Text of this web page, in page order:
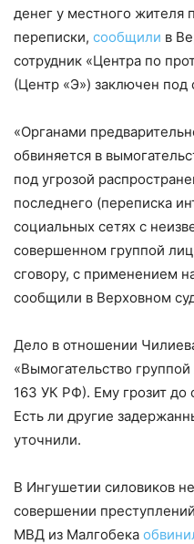
денег у местного жителя
переписки, сообщили в
сотрудник «Центра по
(Центр «Э») заключен под
«Органами
обвиняется в
под угрозой
последнего (переписка
социальных сетях с
совершенном группой
сговору, с применением
сообщили в Верховном
Дело в отношении
«Вымогательство группой
163 УК РФ). Ему грозит
Есть ли другие
уточнили.
В Ингушетии силовиков
совершении
МВД из Малгобека